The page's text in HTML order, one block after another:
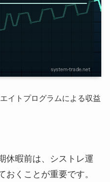
イトプログラムによる収益
休暇前は、シストレ運
おくことが重要です。